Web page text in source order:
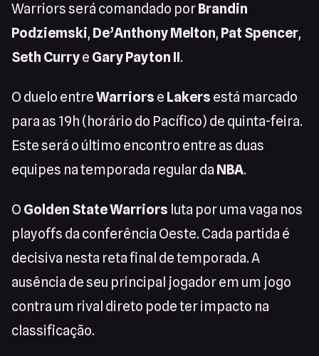
Warriors será comandado porBrandin
Podziemski, De’Anthony Melton, Pat Spencer,
Seth Currye Gary Payton II.
O duelo entreWarriors e Lakers está marcado
para as 19h (horário do Pacífico) de quinta-feira.
Este será o último encontro entre as duas
equipes na temporada regular da NBA.
O Golden State Warriors luta por uma vaga nos
playoffs da conferência Oeste. Cada partida é
decisiva nesta reta final de temporada. A
ausência de seu principal jogador em um jogo
contra um rival direto pode ter impacto na
classificação.